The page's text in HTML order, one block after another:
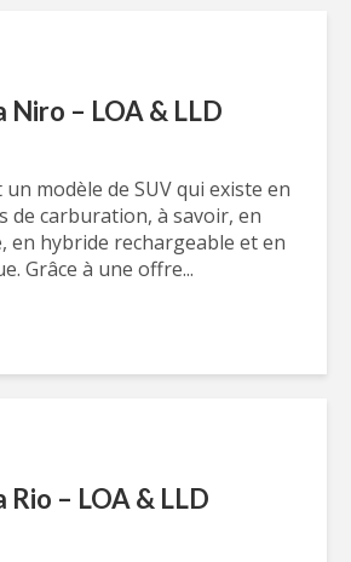
Niro – LOA & LLD
modèle de SUV qui existe en
de carburation, à savoir, en
en hybride rechargeable et en
Grâce à une offre...
Rio – LOA & LLD